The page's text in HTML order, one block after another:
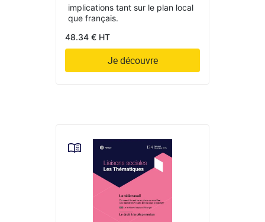
implications tant sur le plan local
que français.
48.34 € HT
Je découvre